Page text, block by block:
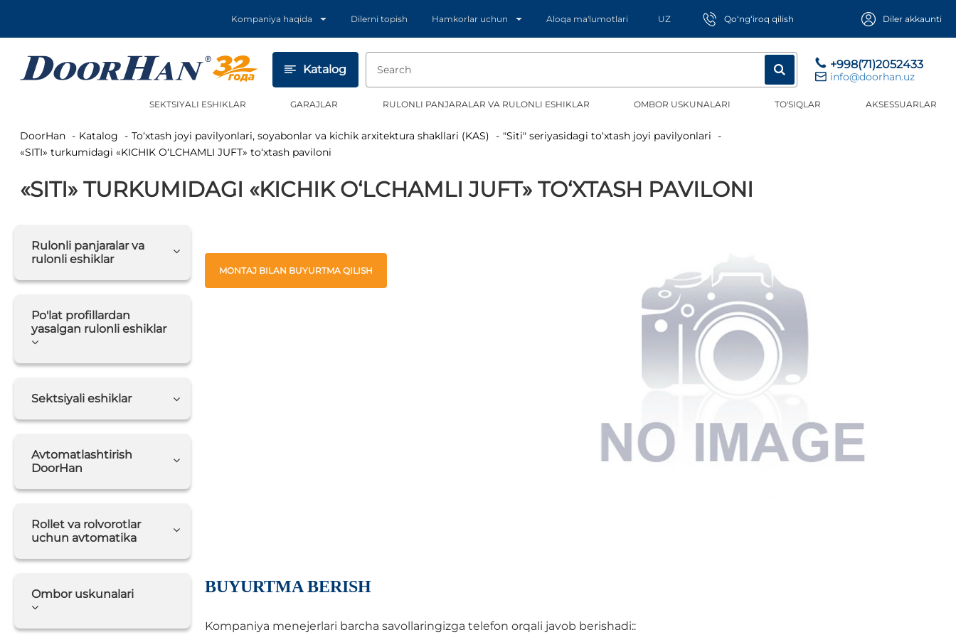
Kompaniya haqida Dilerni topish Hamkorlar uchun Aloqa ma'lumotlari UZ Qo‘ng‘iroq qilish Diler akkaunti
Katalog +998(71)2052433
info@doorhan.uz
SEKTSIYALI ESHIKLAR GARAJLAR RULONLI PANJARALAR VA RULONLI ESHIKLAR OMBOR USKUNALARI TO'SIQLAR AKSESSUARLAR
DoorHan Katalog To‘xtash joyi pavilyonlari, soyabonlar va kichik arxitektura shakllari (KAS)
"Siti" seriyasidagi to‘xtash joyi pavilyonlari
«SITI» turkumidagi «KICHIK O‘LCHAMLI JUFT» to‘xtash paviloni
«SITI» TURKUMIDAGI «KICHIK O‘LCHAMLI JUFT» TO‘XTASH PAVILONI
Rulonli panjaralar va
rulonli eshiklar
Po'lat profillardan
yasalgan rulonli eshiklar
Sektsiyali eshiklar
Avtomatlashtirish
DoorHan
Rollet va rolvorotlar
uchun avtomatika
Ombor uskunalari
MONTAJ BILAN BUYURTMA QILISH
BUYURTMA BERISH
Kompaniya menejerlari barcha savollaringizga telefon orqali javob berishadi::